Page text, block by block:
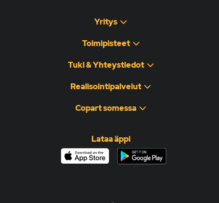
Yritys
Toimipisteet
Tuki & Yhteystiedot
Realisointipalvelut
Copart somessa
Lataa äppi